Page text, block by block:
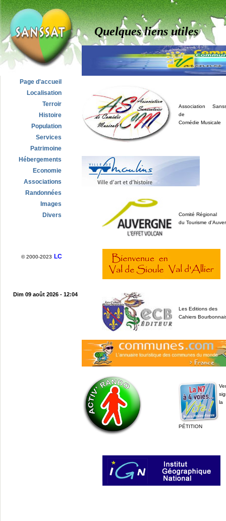
Page d'accueil
Localisation
Terroir
Histoire
Population
Services
Patrimoine
Hébergements
Economie
Associations
Randonnées
Images
Divers
© 2000-2023 LC
Dim 09 août 2026 - 12:04
Quelques liens utiles
Association
de
Comédie Musicale
Comité Régional
du Tourisme
Les Editions des
Cahiers
la
PÉTITION